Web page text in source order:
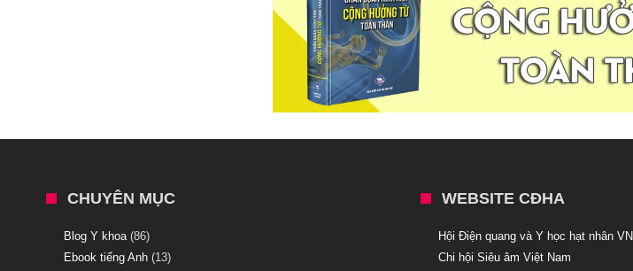
CHUYÊN MỤC
Blog Y khoa(86)
Ebook tiếng Anh (13)
WEBSITE CĐHA
Hội Điện quang và Y học hạt nhân VN
Chi hội Siêu âm Việt Nam